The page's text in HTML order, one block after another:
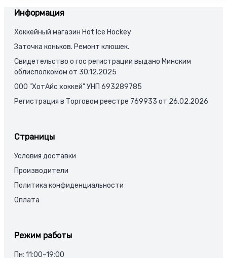
Информация
Хоккейный магазин Hot Ice Hockey
Заточка коньков. Ремонт клюшек.
Свидетельство о гос регистрации выдано Минским
облисполкомом от 30.12.2025
ООО "ХотАйс хоккей" УНП 693289785
Регистрация в Торговом реестре 769933 от 26.02.2026
Страницы
Условия доставки
Производители
Политика конфиденциальности
Оплата
Режим работы
Пн: 11:00–19:00